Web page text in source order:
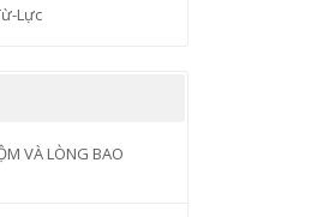
Lực
VÀ LÒNG BAO